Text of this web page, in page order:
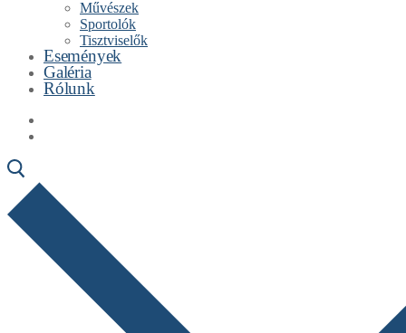
Művészek
Sportolók
Tisztviselők
Események
Galéria
Rólunk